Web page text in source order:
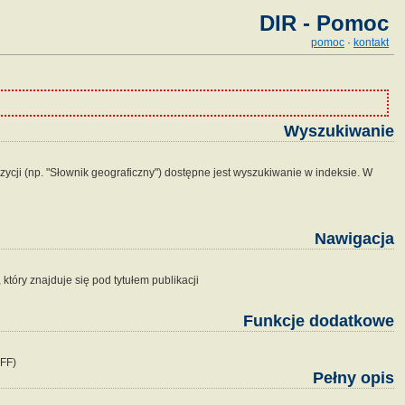
DIR - Pomoc
pomoc · kontakt
Wyszukiwanie
(np. "Słownik geograficzny") dostępne jest wyszukiwanie w indeksie. W
Nawigacja
znajduje się pod tytułem publikacji
Funkcje dodatkowe
Pełny opis